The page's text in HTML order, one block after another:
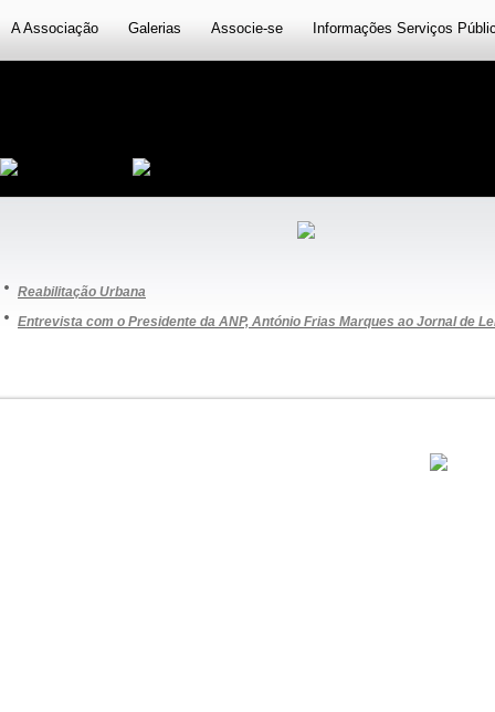
A Associação Galerias Associe-se Informações Serviços
· Reabilitação Urbana
· Entrevista com o Presidente da ANP, António Frias Marques ao Jornal de